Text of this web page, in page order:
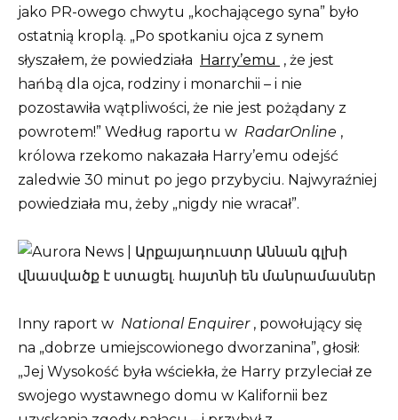
jako PR-owego chwytu „kochającego syna” było
ostatnią kroplą. „Po spotkaniu ojca z synem
słyszałem, że powiedziała Harry’emu , że jest
hańbą dla ojca, rodziny i monarchii – i nie
pozostawiła wątpliwości, że nie jest pożądany z
powrotem!” Według raportu w RadarOnline ,
królowa rzekomo nakazała Harry’emu odejść
zaledwie 30 minut po jego przybyciu. Najwyraźniej
powiedziała mu, żeby „nigdy nie wracał”.
Inny raport w National Enquirer, powołujący się
na „dobrze umiejscowionego dworzanina”, głosił:
„Jej Wysokość była wściekła, że ​​Harry przyleciał ze
swojego wystawnego domu w Kalifornii bez